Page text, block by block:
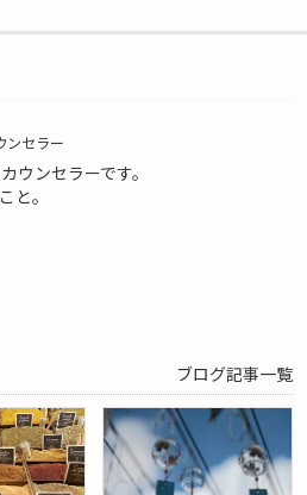
ンセラー
ウンセラーです。
と。
ブログ記事一覧